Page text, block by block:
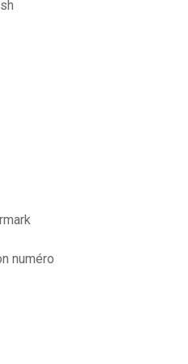
numéro